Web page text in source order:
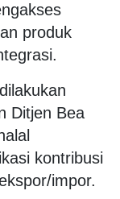
produk
Ditjen Bea
kontribusi
impor.